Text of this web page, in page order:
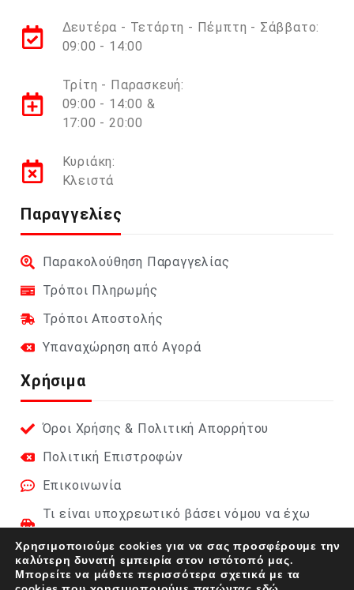
Δευτέρα - Τετάρτη - Πέμπτη - Σάββατο:
09:00 - 14:00
Τρίτη - Παρασκευή:
09:00 - 14:00 &
17:00 - 20:00
Κυριάκη:
Κλειστά
Παραγγελίες
Παρακολούθηση Παραγγελίας
Τρόποι Πληρωμής
Τρόποι Αποστολής
Υπαναχώρηση από Αγορά
Χρήσιμα
Όροι Χρήσης & Πολιτική Απορρήτου
Πολιτική Επιστροφών
Επικοινωνία
Τι είναι υποχρεωτικό βάσει νόμου να έχω
Φαρμακείο Αυτοκινήτου 2026 (DIN 13164):
Πλήρης οδηγός
Χρησιμοποιούμε cookies για να σας προσφέρουμε την
καλύτερη δυνατή εμπειρία στον ιστότοπό μας.
Μπορείτε να μάθετε περισσότερα σχετικά με τα